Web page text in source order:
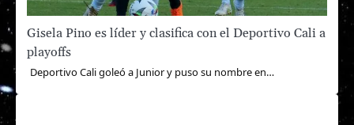
Gisela Pino es líder y clasifica con el Deportivo Cali a
playoffs
Deportivo Cali goleó a Junior y puso su nombre en…